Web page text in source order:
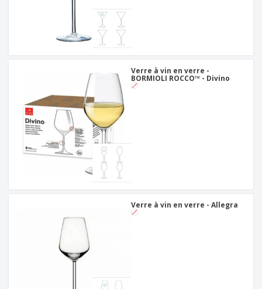
Verre à vin en verre -
BORMIOLI ROCCO™ - Divino
Verre à vin en verre - Allegra